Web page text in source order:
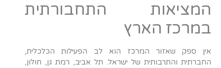
המציאות התחבורתית
במרכז הארץ
אין ספק שאזור המרכז הוא לב הפעילות הכלכלית,
החברתית והתרבותית של ישראל. תל אביב, רמת גן, חולון,